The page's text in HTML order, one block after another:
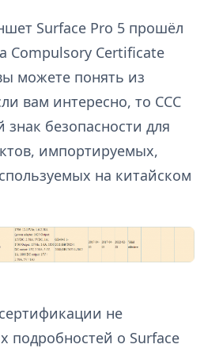
Surface Pro 5 прошёл
Compulsory Certificate
можете понять из
вам интересно, то CCC
безопасности для
импортируемых,
на китайском
не
подробностей о Surface